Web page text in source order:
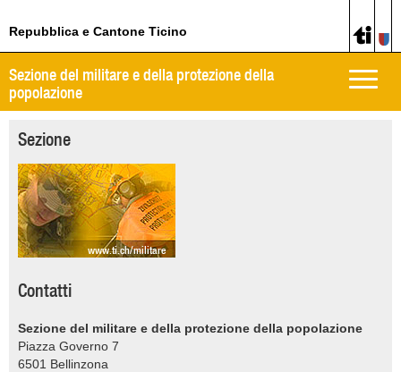
Repubblica e Cantone Ticino
Toggle
Sezione del militare e della protezione della
popolazione
Sezione
www.ti.ch/militare
Contatti
Sezione del militare e della protezione della popolazione
Piazza Governo 7
6501 Bellinzona